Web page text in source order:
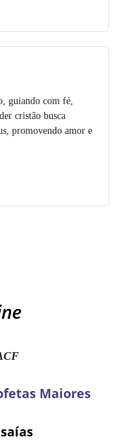
guiando com fé,
cristão busca
promovendo amor e
Maiores